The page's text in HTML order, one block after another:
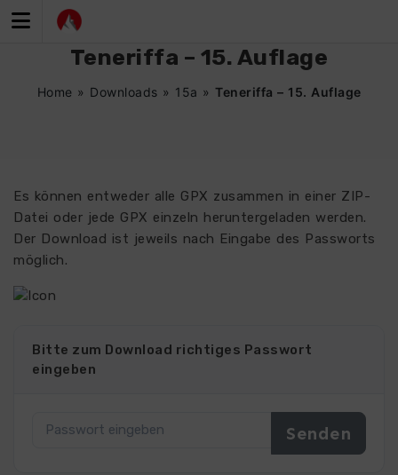
Inhalt
Teneriffa – 15. Auflage
Home » Downloads » 15a » Teneriffa – 15. Auflage
Es können entweder alle GPX zusammen in einer ZIP-
Datei oder jede GPX einzeln heruntergeladen werden.
Der Download ist jeweils nach Eingabe des Passworts
möglich.
Bitte zum Download richtiges Passwort
eingeben